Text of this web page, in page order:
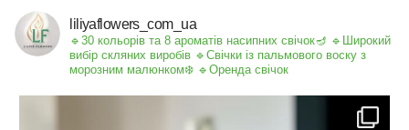
liliyaflowers_com_ua
🔹30 кольорів та 8 ароматів насипних свічок🪔 🔹Широкий
вибір скляних виробів 🔹Свічки із пальмового воску з
морозним малюнком❄️ 🔹Оренда свічок